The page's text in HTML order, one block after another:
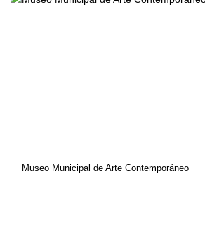
Museo Municipal de Arte Contemporáneo